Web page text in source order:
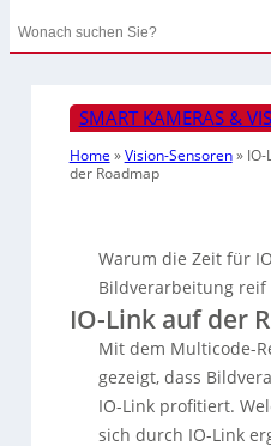
Search
SMART KAMERAS &
Home »Vision-Sensoren»
der Roadmap
Warum die Zeit für
Bildverarbeitung reif
IO-Link auf der
Mit dem Multicode-
gezeigt, dass
IO-Link profitiert.
sich durch IO-Link